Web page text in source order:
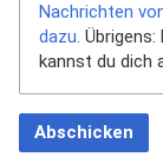
Nachrichten
dazu.
kannst du dich
Abschicken